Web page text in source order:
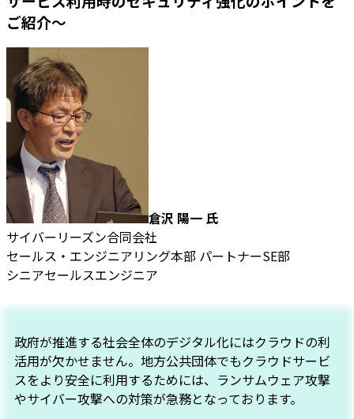
ご紹介～
倉沢 陽一 氏
サイバーリーズン合同会社
セールス・エンジニアリング本部 パートナーSE部
シニアセールスエンジニア
政府が推進する社会全体のデジタル化にはクラウドの利
活用が欠かせません。地方公共団体でもクラウドサービ
スをより安全に利用するためには、ランサムウェア攻撃
やサイバー攻撃への対策が急務となっております。